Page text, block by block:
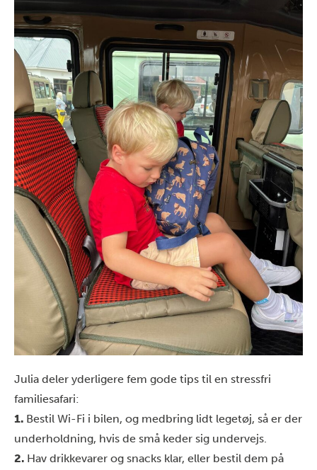
Julia deler yderligere fem gode tips til en stressfri
familiesafari:
1. Bestil Wi-Fi i bilen, og medbring lidt legetøj, så er der
underholdning, hvis de små keder sig undervejs.
2. Hav drikkevarer og snacks klar, eller bestil dem på